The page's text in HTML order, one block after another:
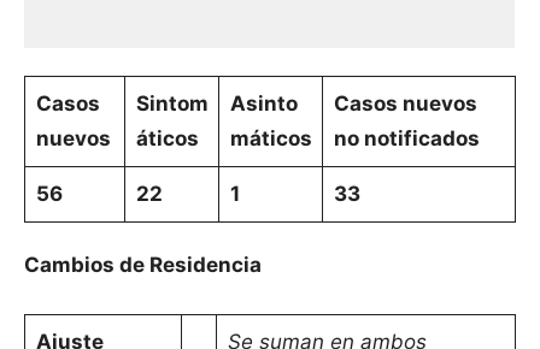
Casos
nuevos
Sintom
áticos
Asinto
máticos
Casos nuevos
no notificados
56 22 1 33
Cambios de Residencia
Ajuste
Se suman en ambos